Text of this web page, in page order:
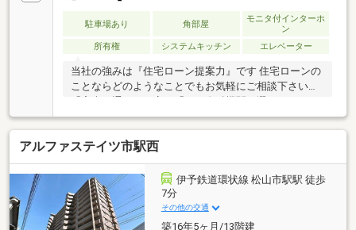
駐車場あり 角部屋
モニタ付インターホ
ン
所有権
システムキッチン エレベーター
当社の強みは『住宅ローン提案力』です 住宅ローンの
ことならどのようなことでもお気軽にご相談下さい。
分からない」「住宅ローン商品の選び方が分からな
い」「車のローンがあるけど大丈夫？」「年齢がネッ
クになっている」皆様のご不安やお悩みを一緒に解決
します！もちろん強引な営業は行いません。公平中立
な立場でお客様に合った金融機関をご提案させていた
だきます。
アルファステイツ市駅西
伊予鉄道環状線 松山市駅駅 徒歩
7分
その他の交通
築16年5ヶ月/13階建